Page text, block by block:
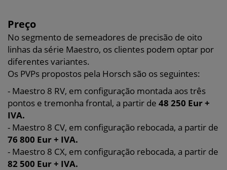
Preço
No segmento de semeadores de precisão de oito
linhas da série Maestro, os clientes podem optar por
diferentes variantes.
Os PVPs propostos pela Horsch são os seguintes:
- Maestro 8 RV, em configuração montada aos três
pontos e tremonha frontal, a partir de 48 250 Eur +
IVA.
- Maestro 8 CV, em configuração rebocada, a partir de
76 800 Eur + IVA.
- Maestro 8 CX, em configuração rebocada, a partir de
82 500 Eur + IVA.